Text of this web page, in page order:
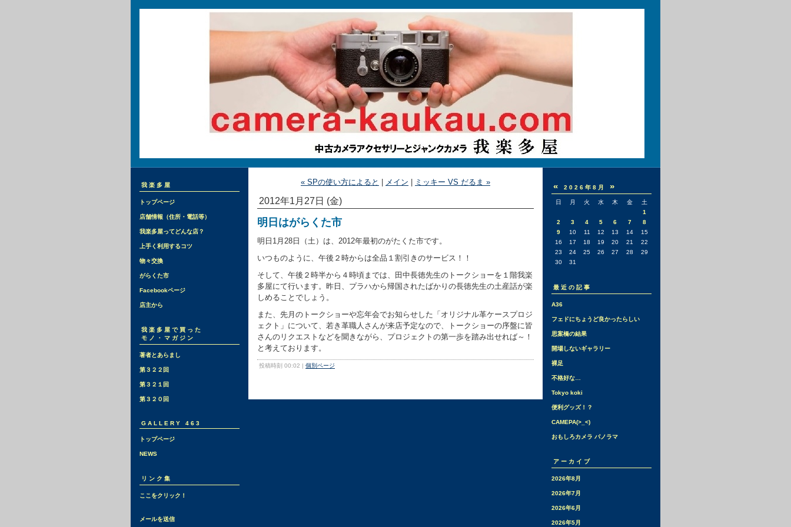
我楽多屋
トップページ
店舗情報（住所・電話等）
我楽多屋ってどんな店？
上手く利用するコツ
物々交換
がらくた市
Facebookページ
店主から
我楽多屋で買った
モノ・マガジン
著者とあらまし
第３２２回
第３２１回
第３２０回
GALLERY 463
トップページ
NEWS
リンク集
ここをクリック！
メールを送信
« SPの使い方によると メイン ミッキー VS だるま »
2012年1月27日 (金)
明日はがらくた市
明日1月28日（土）は、2012年最初のがたくた市です。
いつものように、午後２時からは全品１割引きのサービス！！
そして、午後２時半から４時頃までは、田中長徳先生のトークショーを１階我楽
多屋にて行います。昨日、プラハから帰国されたばかりの長徳先生の土産話が楽
しめることでしょう。
また、先月のトークショーや忘年会でお知らせした「オリジナル革ケースプロジ
ェクト」について、若き革職人さんが来店予定なので、トークショーの序盤に皆
さんのリクエストなどを聞きながら、プロジェクトの第一歩を踏み出せれば～！
と考えております。
投稿時刻 00:02 | 個別ページ
« 2026年8月 »
日 月 火 水 木 金
土
1
2
3 4 5 6 7
8
9
10 11 12 13 14
15
16
17 18 19 20 21
22
23
24 25 26 27 28
29
30
31
最近の記事
A36
フェドにちょうど良かったらしい
思案橋の結果
開場しないギャラリー
裸足
不格好な…
Tokyo koki
便利グッズ！？
CAMEPA(>_<)
おもしろカメラ パノラマ
アーカイブ
2026年8月
2026年7月
2026年6月
2026年5月